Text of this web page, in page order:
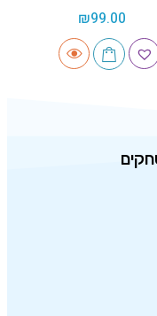
₪99.00